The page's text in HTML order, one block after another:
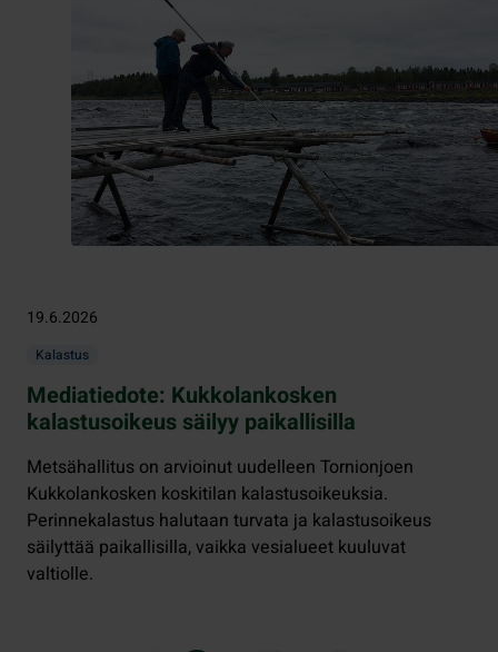
19.6.2026
Kalastus
Mediatiedote: Kukkolankosken
kalastusoikeus säilyy paikallisilla
Metsähallitus on arvioinut uudelleen Tornionjoen
Kukkolankosken koskitilan kalastusoikeuksia.
Perinnekalastus halutaan turvata ja kalastusoikeus
säilyttää paikallisilla, vaikka vesialueet kuuluvat
valtiolle.